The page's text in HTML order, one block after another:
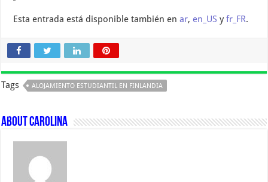
Esta entrada está disponible también enar, en_US yfr_FR.
Tags ALOJAMIENTO ESTUDIANTIL EN FINLANDIA
About Carolina